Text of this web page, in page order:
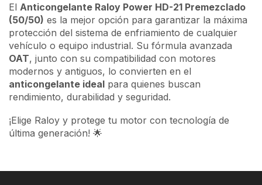
El Anticongelante Raloy Power HD-21 Premezclado
(50/50) es la mejor opción para garantizar la máxima
protección del sistema de enfriamiento de cualquier
vehículo o equipo industrial. Su fórmula avanzada
OAT, junto con su compatibilidad con motores
modernos y antiguos, lo convierten en el
anticongelante ideal para quienes buscan
rendimiento, durabilidad y seguridad.
¡Elige Raloy y protege tu motor con tecnología de
última generación! 🌟